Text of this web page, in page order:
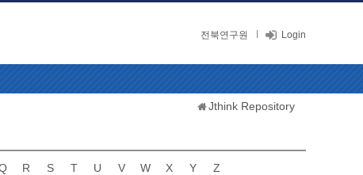
전북연구원 Login
Jthink Repository
R S T U V W X Y Z